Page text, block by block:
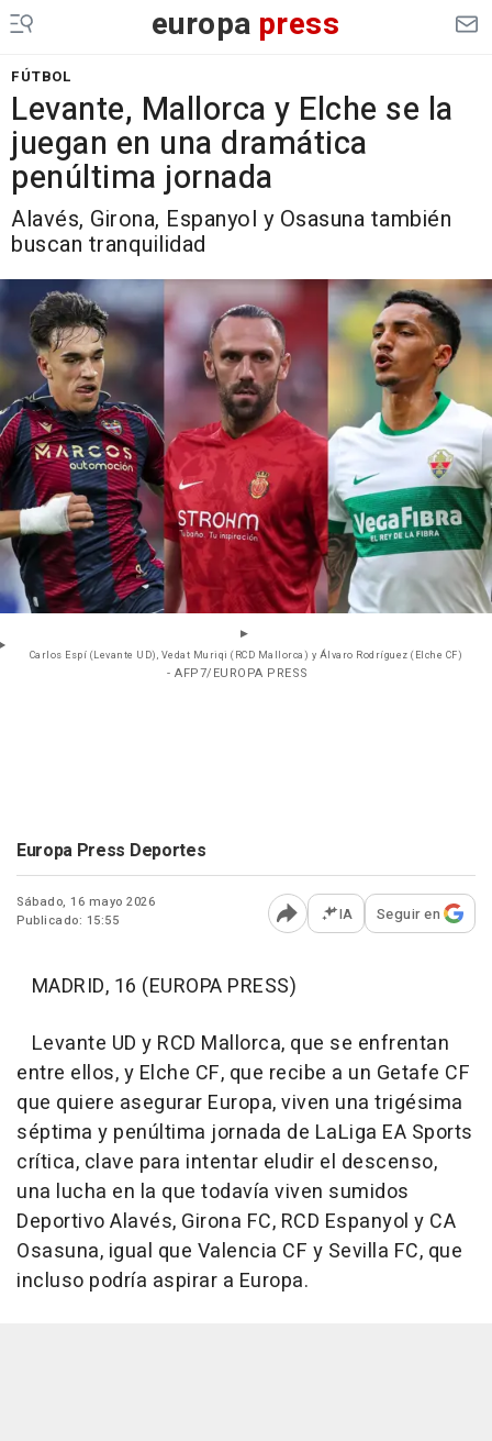
europa press
FÚTBOL
Levante, Mallorca y Elche se la
juegan en una dramática
penúltima jornada
Alavés, Girona, Espanyol y Osasuna también
buscan tranquilidad
Carlos Espí (Levante UD), Vedat Muriqi (RCD Mallorca) y Álvaro Rodríguez (Elche CF)
- AFP7/EUROPA PRESS
Europa Press Deportes
Sábado, 16 mayo 2026
Publicado: 15:55
Abrir opciones para
IA Seguir en
MADRID, 16 (EUROPA PRESS)
Levante UD y RCD Mallorca, que se enfrentan
entre ellos, y Elche CF, que recibe a un Getafe CF
que quiere asegurar Europa, viven una trigésima
séptima y penúltima jornada de LaLiga EA Sports
crítica, clave para intentar eludir el descenso,
una lucha en la que todavía viven sumidos
Deportivo Alavés, Girona FC, RCD Espanyol y CA
Osasuna, igual que Valencia CF y Sevilla FC, que
incluso podría aspirar a Europa.